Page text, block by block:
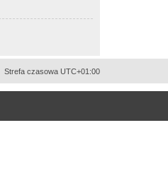
Strefa czasowa UTC+01:00